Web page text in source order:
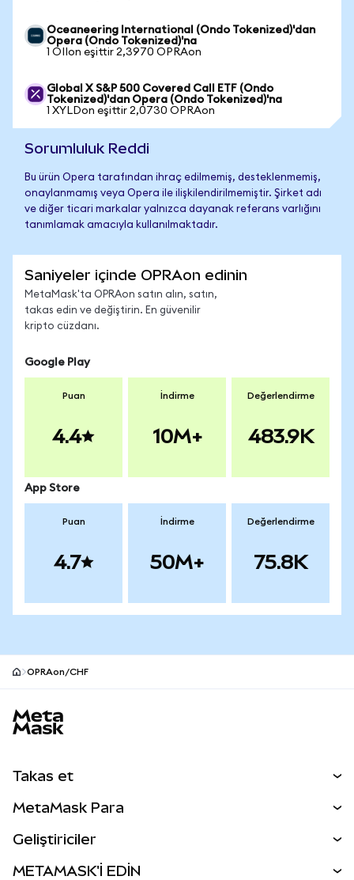
Oceaneering International (Ondo Tokenized)'dan
Opera (Ondo Tokenized)'na
1 OIIon eşittir 2,3970 OPRAon
Global X S&P 500 Covered Call ETF (Ondo
Tokenized)'dan Opera (Ondo Tokenized)'na
1 XYLDon eşittir 2,0730 OPRAon
Sorumluluk Reddi
Bu ürün Opera tarafından ihraç edilmemiş, desteklenmemiş,
onaylanmamış veya Opera ile ilişkilendirilmemiştir. Şirket adı
ve diğer ticari markalar yalnızca dayanak referans varlığını
tanımlamak amacıyla kullanılmaktadır.
Saniyeler içinde OPRAon edinin
MetaMask'ta OPRAon satın alın, satın,
takas edin ve değiştirin. En güvenilir
kripto cüzdanı.
Google Play
Puan
4.4
İndirme
10M+
Değerlendirme
483.9K
App Store
Puan
4.7
İndirme
50M+
Değerlendirme
75.8K
OPRAon/CHF
Takas et
Perps
MetaMask Para
Geliştiriciler
METAMASK'İ EDİN